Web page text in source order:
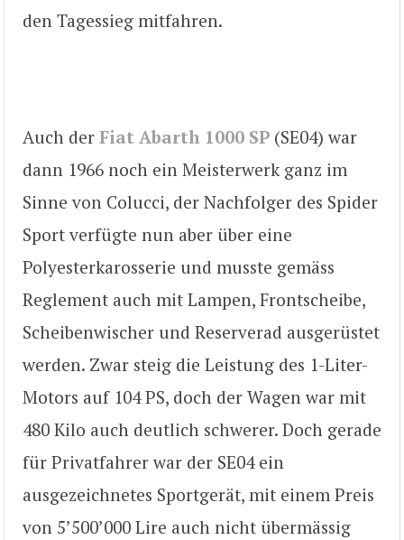
den Tagessieg mitfahren.
Auch der Fiat Abarth 1000 SP (SE04) war
dann 1966 noch ein Meisterwerk ganz im
Sinne von Colucci, der Nachfolger des Spider
Sport verfügte nun aber über eine
Polyesterkarosserie und musste gemäss
Reglement auch mit Lampen, Frontscheibe,
Scheibenwischer und Reserverad ausgerüstet
werden. Zwar steig die Leistung des 1-Liter-
Motors auf 104 PS, doch der Wagen war mit
480 Kilo auch deutlich schwerer. Doch gerade
für Privatfahrer war der SE04 ein
ausgezeichnetes Sportgerät, mit einem Preis
von 5’500’000 Lire auch nicht übermässig